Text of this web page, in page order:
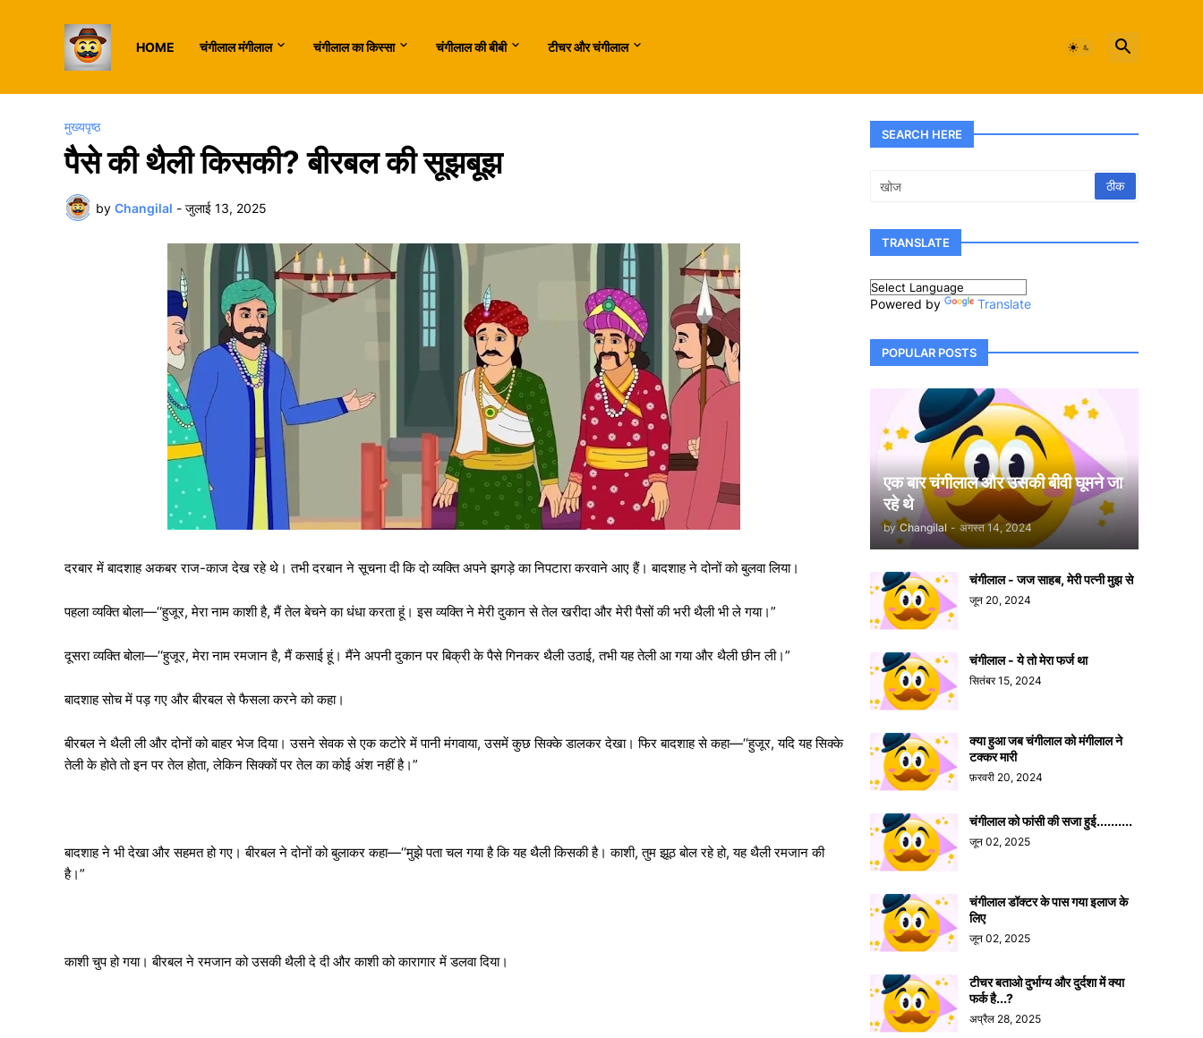
HOME चंगीलाल मंगीलाल चंगीलाल का किस्सा चंगीलाल की बीबी टीचर और चंगीलाल
मुख्यपृष्ठ
पैसे की थैली किसकी? बीरबल की सूझबूझ
by Changilal - जुलाई 13, 2025
दरबार में बादशाह अकबर राज-काज देख रहे थे। तभी दरबान ने सूचना दी कि दो व्यक्ति अपने झगड़े का निपटारा करवाने आए हैं। बादशाह ने दोनों को बुलवा लिया।
पहला व्यक्ति बोला—‘‘हुजूर, मेरा नाम काशी है, मैं तेल बेचने का धंधा करता हूं। इस व्यक्ति ने मेरी दुकान से तेल खरीदा और मेरी पैसों की भरी थैली भी ले गया।”
दूसरा व्यक्ति बोला—‘‘हुजूर, मेरा नाम रमजान है, मैं कसाई हूं। मैंने अपनी दुकान पर बिक्री के पैसे गिनकर थैली उठाई, तभी यह तेली आ गया और थैली छीन ली।”
बादशाह सोच में पड़ गए और बीरबल से फैसला करने को कहा।
बीरबल ने थैली ली और दोनों को बाहर भेज दिया। उसने सेवक से एक कटोरे में पानी मंगवाया, उसमें कुछ सिक्के डालकर देखा। फिर बादशाह से कहा—‘‘हुजूर, यदि यह सिक्के
तेली के होते तो इन पर तेल होता, लेकिन सिक्कों पर तेल का कोई अंश नहीं है।”
बादशाह ने भी देखा और सहमत हो गए। बीरबल ने दोनों को बुलाकर कहा—‘‘मुझे पता चल गया है कि यह थैली किसकी है। काशी, तुम झूठ बोल रहे हो, यह थैली रमजान की
है।”
काशी चुप हो गया। बीरबल ने रमजान को उसकी थैली दे दी और काशी को कारागार में डलवा दिया।
SEARCH HERE
TRANSLATE
Powered by Translate
POPULAR POSTS
एक बार चंगीलाल और उसकी बीवी घूमने जा
रहे थे
by Changilal - अगस्त 14, 2024
चंगीलाल - जज साहब, मेरी पत्नी मुझ से
जून 20, 2024
चंगीलाल - ये तो मेरा फर्ज था
सितंबर 15, 2024
क्या हुआ जब चंगीलाल को मंगीलाल ने
टक्कर मारी
फ़रवरी 20, 2024
चंगीलाल को फांसी की सजा हुई..........
जून 02, 2025
चंगीलाल डॉक्टर के पास गया इलाज के
लिए
जून 02, 2025
टीचर बताओ दुर्भाग्य और दुर्दशा में क्या
फर्क है...?
अप्रैल 28, 2025